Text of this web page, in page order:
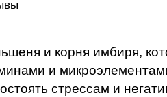
и корня имбиря,
и
стрессам и